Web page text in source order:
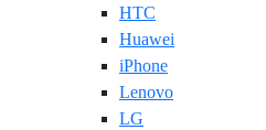
HTC
Huawei
iPhone
Lenovo
LG